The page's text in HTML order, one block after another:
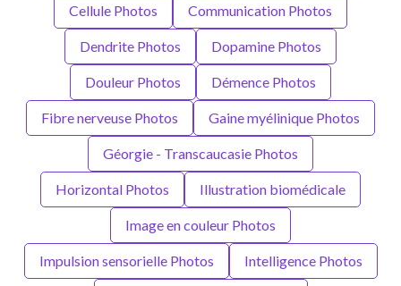
Cellule Photos Communication Photos
Dendrite Photos Dopamine Photos
Douleur Photos Démence Photos
Fibre nerveuse Photos Gaine myélinique Photos
Géorgie - Transcaucasie Photos
Horizontal Photos Illustration biomédicale
Image en couleur Photos
Impulsion sensorielle Photos Intelligence Photos